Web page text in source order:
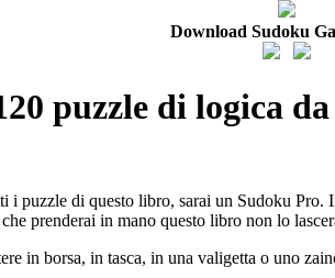
Download Sudoku
puzzle di logica
puzzle di questo libro, sarai un Sudoku
prenderai in mano questo libro non lo
in borsa, in tasca, in una valigetta o uno